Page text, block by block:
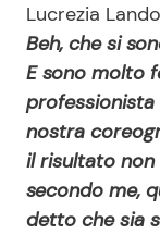
Lucrezia
Beh, che si
E sono molto
professionista
nostra
il risultato non
secondo me,
detto che sia